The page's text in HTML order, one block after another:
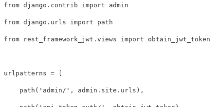
from django.contrib import admin
from django.urls import path
from rest_framework_jwt.views import obtain_jwt_token
urlpatterns =
path ( 'admin/' , admin . site . urls ),